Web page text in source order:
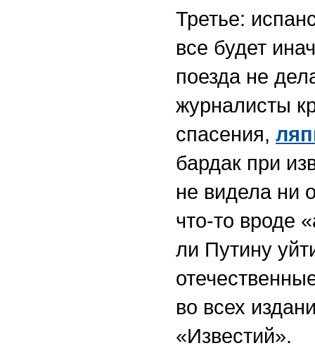
Третье:
все будет
поезда не
журналисты
спасения,
бардак при
не видела ни
что-то вроде
ли Путину
во всех
«Известий».